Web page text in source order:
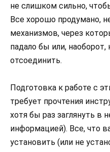
не слишком сильно,
Все хорошо продумано,
механизмов, через
падало бы или,
отсоединить.
Подготовка к работе с
требует прочтения
хотя бы раз заглянуть в
информацией). Все, что
установить (или не